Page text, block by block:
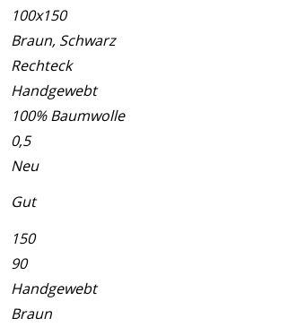
100x150
Braun, Schwarz
Rechteck
Handgewebt
100% Baumwolle
0,5
Neu
Gut
150
90
Handgewebt
Braun